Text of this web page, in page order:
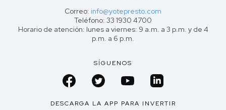
Correo: info@yotepresto.com
Teléfono: 33 1930 4700
Horario de atención: lunes a viernes: 9 a.m. a 3 p.m. y de 4
p.m. a 6 p.m.
SÍGUENOS
DESCARGA LA APP PARA INVERTIR